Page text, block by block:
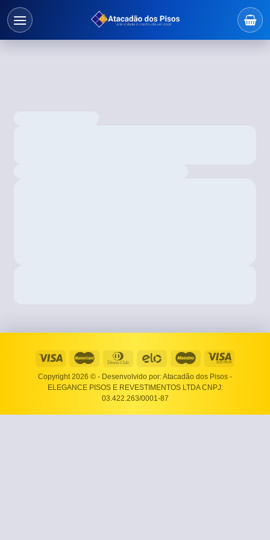
Copyright 2026 © - Desenvolvido por: Atacadão dos Pisos -
ELEGANCE PISOS E REVESTIMENTOS LTDA CNPJ:
03.422.263/0001-87